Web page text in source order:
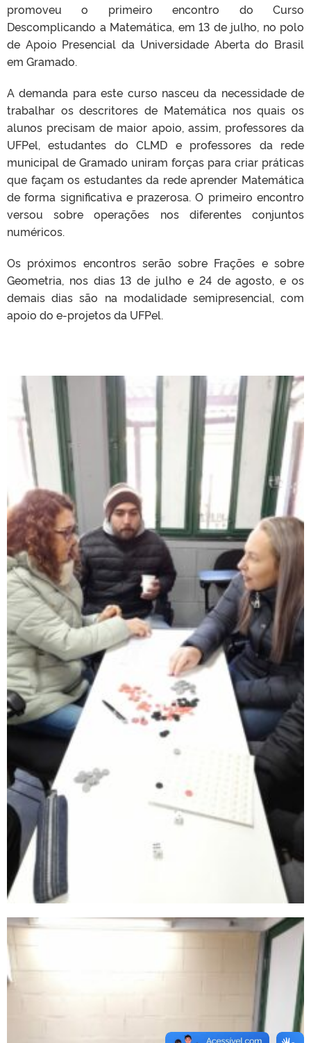
promoveu o primeiro encontro do Curso
Descomplicando a Matemática, em 13 de julho, no polo
de Apoio Presencial da Universidade Aberta do Brasil
em Gramado.
A demanda para este curso nasceu da necessidade de
trabalhar os descritores de Matemática nos quais os
alunos precisam de maior apoio, assim, professores da
UFPel, estudantes do CLMD e professores da rede
municipal de Gramado uniram forças para criar práticas
que façam os estudantes da rede aprender Matemática
de forma significativa e prazerosa. O primeiro encontro
versou sobre operações nos diferentes conjuntos
numéricos.
Os próximos encontros serão sobre Frações e sobre
Geometria, nos dias 13 de julho e 24 de agosto, e os
demais dias são na modalidade semipresencial, com
apoio do e-projetos da UFPel.